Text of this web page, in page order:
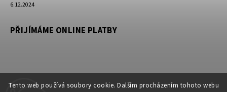
Tento web používá soubory cookie. Dalším procházením tohoto webu
6.12.2024
PŘIJÍMÁME ONLINE PLATBY